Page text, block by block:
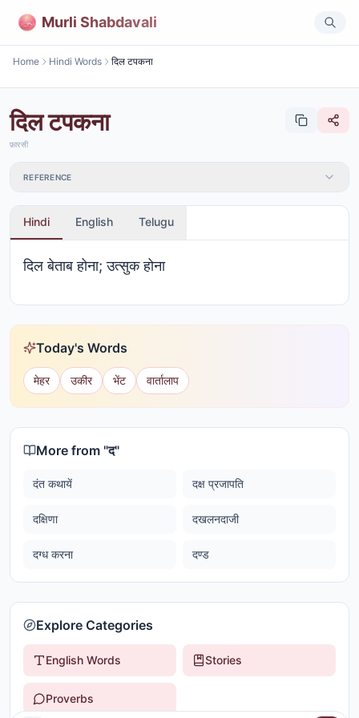
Murli Shabdavali
Home Hindi Words दिल टपकना
दिल टपकना
फ़ारसी
REFERENCE
Hindi English Telugu
दिल बेताब होना; उत्सुक होना
Today's Words
मेहर उकीर भेंट वार्तालाप
More from "द"
दंत कथायें दक्ष प्रजापति
दक्षिणा दखलनदाजी
दग्ध करना दण्ड
Explore Categories
English Words Stories
Proverbs